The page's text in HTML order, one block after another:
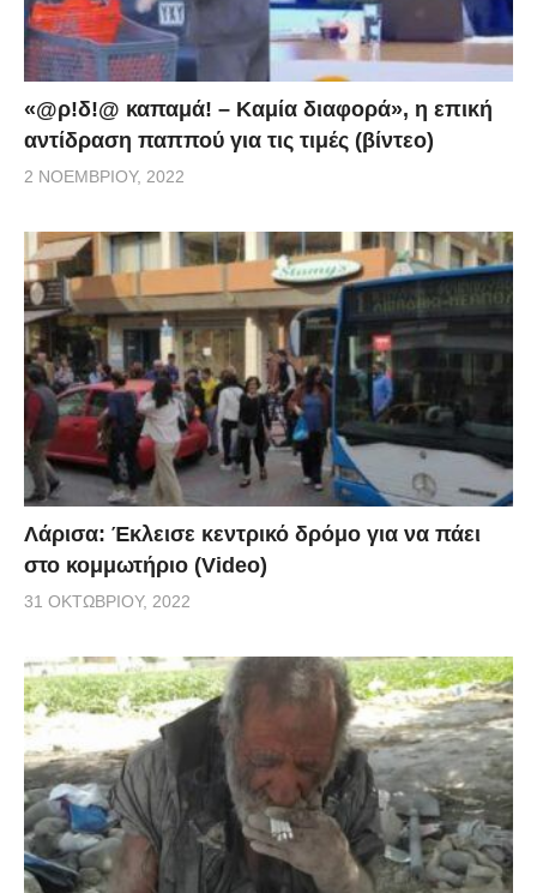
«@ρ!δ!@ καπαμά! – Καμία διαφορά», η επική
αντίδραση παππού για τις τιμές (βίντεο)
2 ΝΟΕΜΒΡΊΟΥ, 2022
Λάρισα: Έκλεισε κεντρικό δρόμο για να πάει
στο κομμωτήριο (Video)
31 ΟΚΤΩΒΡΊΟΥ, 2022